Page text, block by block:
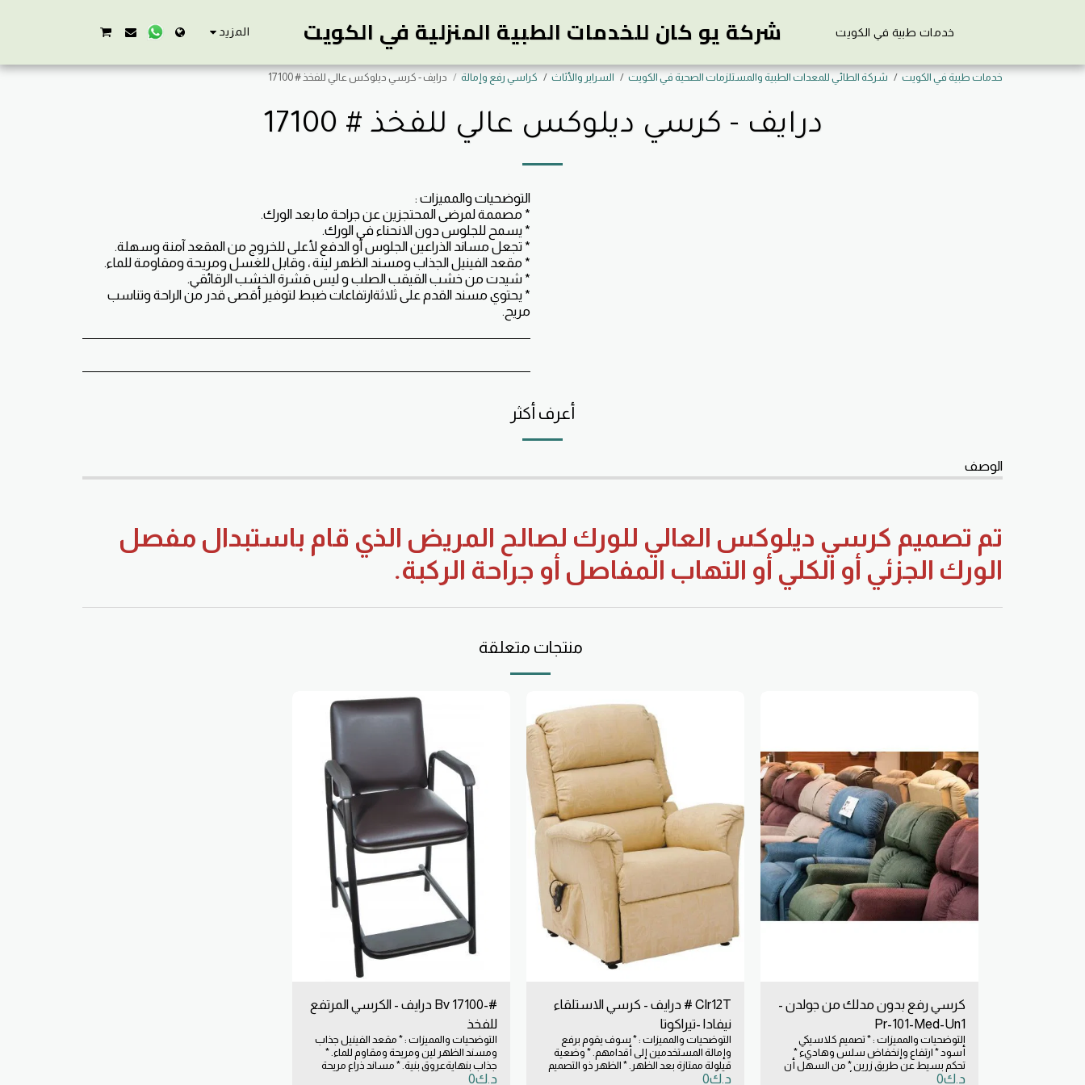
خدمات طبية في الكويت شركة يو كان للخدمات الطبية المنزلية في الكويت المزيد
خدمات طبية في الكويت شركة الطائي للمعدات الطبية والمستلزمات الصحية في الكويت السراير والأثاث كراسي رفع وإمالة درايف - كرسي ديلوكس عالي للفخذ # 17100
درايف - كرسي ديلوكس عالي للفخذ # 17100
* يحتوي مسند القدم على ثلاثةارتفاعات ضبط لتوفير أقصى قدر من الراحة وتناسب
مريح.
أعرف أكثر
الوصف
تم تصميم كرسي ديلوكس العالي للورك لصالح المريض الذي قام باستبدال مفصل
الورك الجزئي أو الكلي أو التهاب المفاصل أو جراحة الركبة.
منتجات متعلقة
كرسي رفع بدون مدلك من جولدن -
Pr-101-Med-Un1
التوضحيات والمميزات : * تصميم كلاسيكي
أسود * ارتفاع وإنخفاض سلس وهاديء *
تحكم بسيط عن طريق زرين * من السهل أن
يستقيم إلى وضع الوقوف * أنزله بلطف إلى
د.ك0
Clr12T # درايف - كرسي الاستلقاء
نيفادا -تيراكوتا
التوضحيات والمميزات : * سوف يقوم برفع
وإمالة المستخدمين إلى أقدامهم. * وضعية
قيلولة ممتازة بعد الظهر. * الظهر ذو التصميم
الشلال ثلاث طبقات . * جودة مضمونة.
د.ك0
#-Bv 17100 درايف - الكرسي المرتفع
للفخذ
التوضحيات والمميزات : * مقعد الفينيل جذاب
ومسند الظهر لين ومريحة ومقاوم للماء. *
جذاب بنهايةعروق بنية. * مساند ذراع مريحة
ومعمرة. * مصممة لمرضى ما بعد جراحة الفخذ
د.ك0